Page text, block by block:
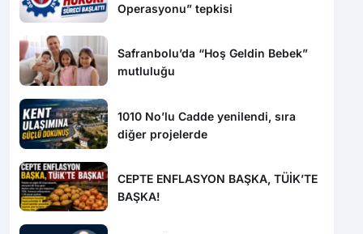
Operasyonu” tepkisi
Safranbolu’da “Hoş Geldin Bebek”
mutluluğu
1010 No’lu Cadde yenilendi, sıra
diğer projelerde
CEPTE ENFLASYON BAŞKA, TÜİK’TE
BAŞKA!